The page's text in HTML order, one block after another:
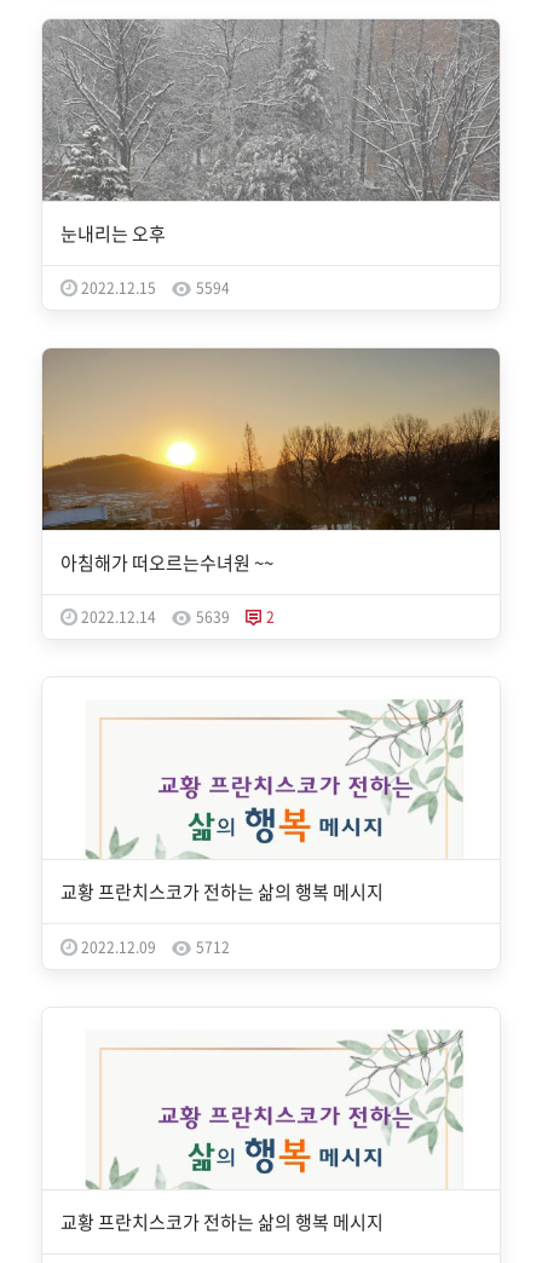
눈내리는 오후
2022.12.15 5594
아침해가 떠오르는수녀원 ~~
2022.12.14 5639 2
교황 프란치스코가 전하는 삶의 행복 메시지
2022.12.09 5712
교황 프란치스코가 전하는 삶의 행복 메시지